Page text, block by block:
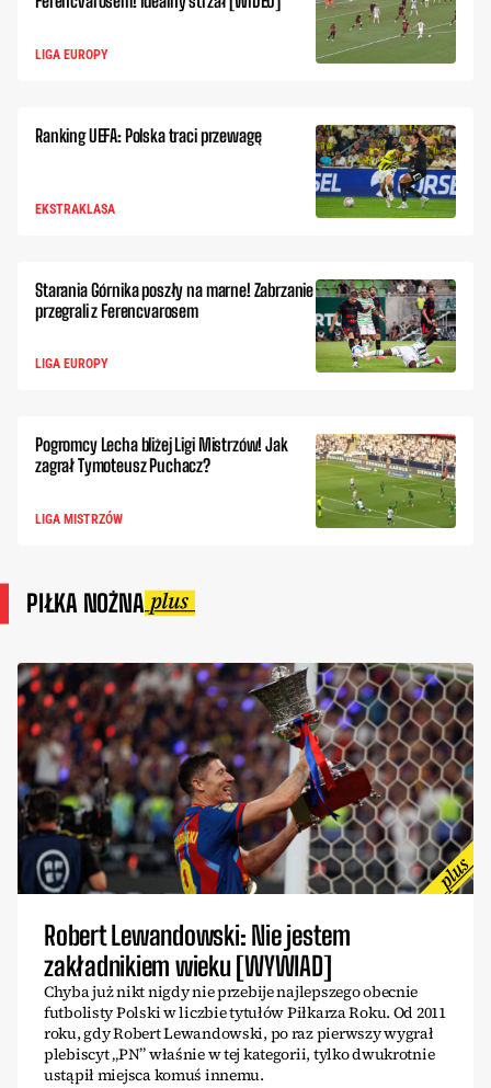
LIGA EUROPY
Ranking UEFA: Polska traci przewagę
EKSTRAKLASA
Starania Górnika poszły na marne! Zabrzanie
przegrali z Ferencvarosem
LIGA EUROPY
Pogromcy Lecha bliżej Ligi Mistrzów! Jak
zagrał Tymoteusz Puchacz?
LIGA MISTRZÓW
PIŁKA NOŻNA
Robert Lewandowski: Nie jestem
zakładnikiem wieku [WYWIAD]
Chyba już nikt nigdy nie przebije najlepszego obecnie
futbolisty Polski w liczbie tytułów Piłkarza Roku. Od 2011
roku, gdy Robert Lewandowski, po raz pierwszy wygrał
plebiscyt „PN” właśnie w tej kategorii, tylko dwukrotnie
ustąpił miejsca komuś innemu.